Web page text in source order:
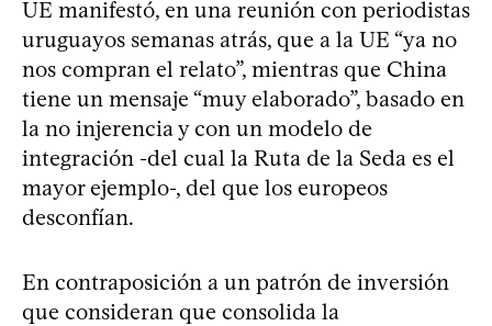
UE manifestó, en una reunión con periodistas
uruguayos semanas atrás, que a la UE “ya no
nos compran el relato”, mientras que China
tiene un mensaje “muy elaborado”, basado en
la no injerencia y con un modelo de
integración -del cual la Ruta de la Seda es el
mayor ejemplo-, del que los europeos
desconfían.
En contraposición a un patrón de inversión
que consideran que consolida la